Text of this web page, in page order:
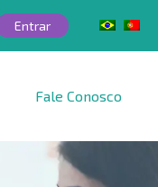
Entrar
Fale Conosco